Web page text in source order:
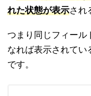
れた状態が表示され
つまり同じフィール
なれば表示されてい
です。